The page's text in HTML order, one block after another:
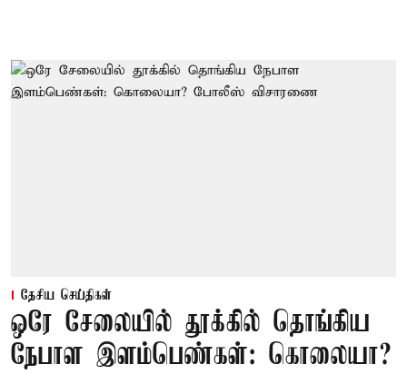
தேசிய செய்திகள்
ஒரே சேலையில் தூக்கில் தொங்கிய
நேபாள இளம்பெண்கள்: கொலையா?